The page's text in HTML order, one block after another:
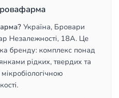
Україна, Бровари
Незалежності, 18А. Це
бренду: комплекс понад
рідких, твердих та